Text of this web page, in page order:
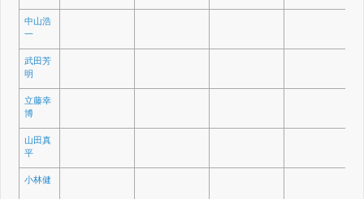
中山浩
一
武田芳
明
立藤幸
博
山田真
平
小林健